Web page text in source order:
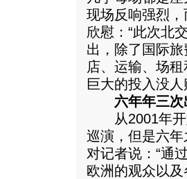
现场反响强烈
欣慰：“此次北
出，除了国际
店、运输、场
巨大的投入没
六年年三次
从2001年开
巡演，但是六
对记者说：“通
欧洲的观众以